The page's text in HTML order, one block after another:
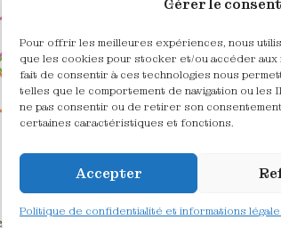
Gérer le
Pour offrir les meilleures expériences, nous
que les cookies pour stocker et/ou accéder aux
fait de consentir à ces technologies nous
telles que le comportement de navigation ou les
ne pas consentir ou de retirer son
certaines caractéristiques et fonctions.
Accepter
Politique de confidentialité et informations
informations légales